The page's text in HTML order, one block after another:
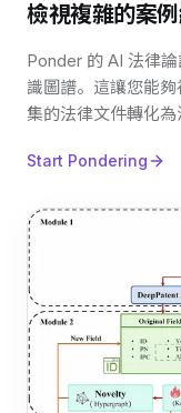
檢視複雜的案
Ponder 的 AI 法律
識圖譜。這讓您能
集的法律文件轉化為
Start Pondering